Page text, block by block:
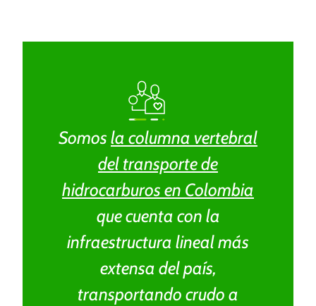
oportunidad para
con los niños”
Como parte del mecanismo de obras por impuestos
impulsado por Ocensa, dos centros de desarrollo infantil
en Caucasia, Antioquia, recibieron dotación de material
pedagógico y mobiliario para cerca de 220 niños.
Somos la columna vertebral
del transporte de
hidrocarburos en Colombia
que cuenta con la
infraestructura lineal más
extensa del país,
transportando crudo a